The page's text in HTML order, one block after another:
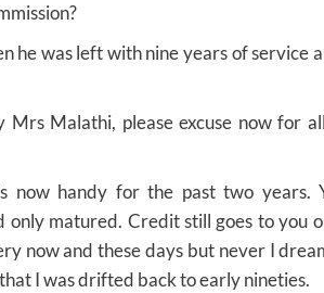
he was left with nine years of service
Malathi, please excuse now for
now handy for the past two years.
only matured. Credit still goes to you
now and these days but never I
I was drifted back to early nineties.